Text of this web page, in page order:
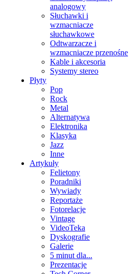
analogowy
Słuchawki i
wzmacniacze
słuchawkowe
Odtwarzacze i
wzmacniacze przenośne
Kable i akcesoria
Systemy stereo
Płyty
Pop
Rock
Metal
Alternatywa
Elektronika
Klasyka
Jazz
Inne
Artykuły
Felietony
Poradniki
Wywiady
Reportaże
Fotorelacje
Vintage
VideoTeka
Dyskografie
Galerie
5 minut dla...
Prezentacje